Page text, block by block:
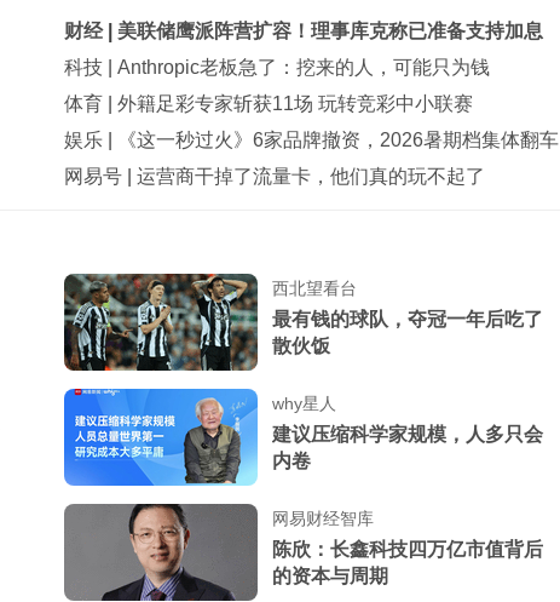
财经
美联储鹰派阵营扩容！理事库克称已准备支持加息
科技
Anthropic老板急了：挖来的人，可能只为钱
体育
外籍足彩专家斩获11场 玩转竞彩中小联赛
娱乐
《这一秒过火》6家品牌撤资，2026暑期档集体翻车
网易号
运营商干掉了流量卡，他们真的玩不起了
西北望看台
最有钱的球队，夺冠一年后吃了
散伙饭
why星人
建议压缩科学家规模，人多只会
内卷
网易财经智库
陈欣：长鑫科技四万亿市值背后
的资本与周期